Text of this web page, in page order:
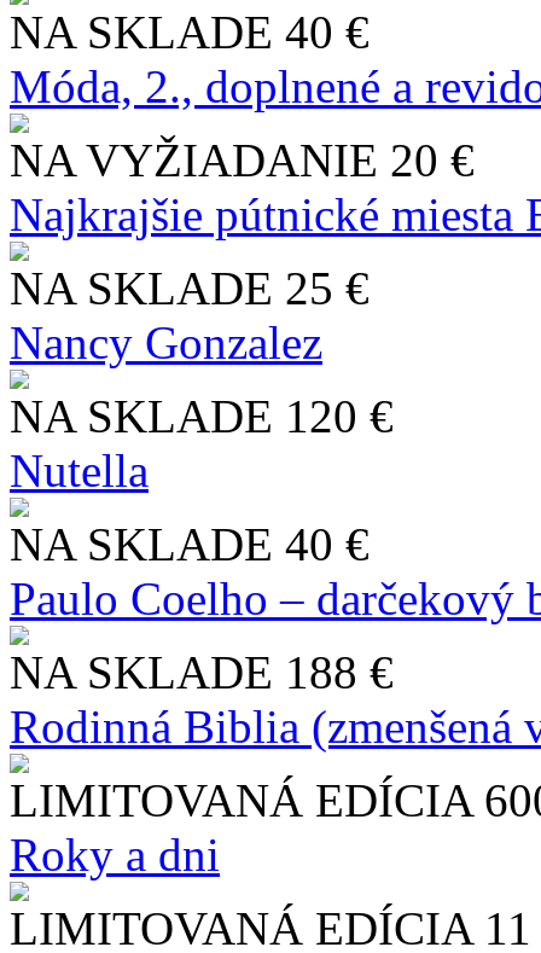
NA SKLADE 40 €
Móda, 2., doplnené a
NA VYŽIADANIE 20 €
Najkrajšie pútnické miesta
NA SKLADE 25 €
Nancy Gonzalez
NA SKLADE 120 €
Nutella
NA SKLADE 40 €
Paulo Coelho – darčekový
NA SKLADE 188 €
Rodinná Biblia (zmenšená
LIMITOVANÁ EDÍCIA
Roky a dni
LIMITOVANÁ EDÍCIA